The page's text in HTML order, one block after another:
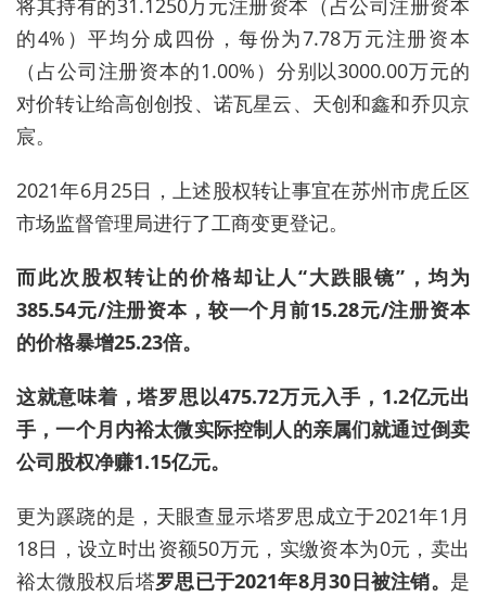
将其持有的31.1250万元注册资本（占公司注册资本
的4%）平均分成四份，每份为7.78万元注册资本
（占公司注册资本的1.00%）分别以3000.00万元的
对价转让给高创创投、诺瓦星云、天创和鑫和乔贝京
宸。
2021年6月25日，上述股权转让事宜在苏州市虎丘区
市场监督管理局进行了工商变更登记。
而此次股权转让的价格却让人“大跌眼镜”，均为
385.54元/注册资本，较一个月前15.28元/注册资本
的价格暴增25.23倍。
这就意味着，塔罗思以475.72万元入手，1.2亿元出
手，一个月内裕太微实际控制人的亲属们就通过倒卖
公司股权净赚1.15亿元。
更为蹊跷的是，天眼查显示塔罗思成立于2021年1月
18日，设立时出资额50万元，实缴资本为0元，卖出
裕太微股权后塔罗思已于2021年8月30日被注销。 是